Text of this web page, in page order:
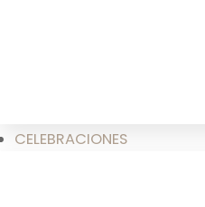
CELEBRACIONES